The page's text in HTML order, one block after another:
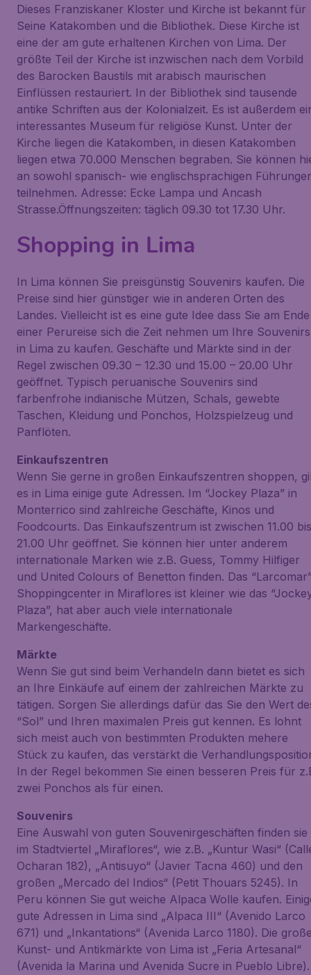
Dieses Franziskaner Kloster und Kirche ist bekannt für
Seine Katakomben und die Bibliothek. Diese Kirche ist
eine der am gute erhaltenen Kirchen von Lima. Der
größte Teil der Kirche ist inzwischen nach dem Vorbild
des Barocken Baustils mit arabisch maurischen
Einflüssen restauriert. In der Bibliothek sind tausende
antike Schriften aus der Kolonialzeit. Es ist außerdem
interessantes Museum für religiöse Kunst. Unter der
Kirche liegen die Katakomben, in diesen Katakomben
liegen etwa 70.000 Menschen begraben. Sie können
an sowohl spanisch- wie englischsprachigen
teilnehmen. Adresse: Ecke Lampa und Ancash
Strasse.Öffnungszeiten: täglich 09.30 tot 17.30 Uhr.
Shopping in Lima
In Lima können Sie preisgünstig Souvenirs kaufen. Die
Preise sind hier günstiger wie in anderen Orten des
Landes. Vielleicht ist es eine gute Idee dass Sie am Ende
einer Perureise sich die Zeit nehmen um Ihre Souvenirs
in Lima zu kaufen. Geschäfte und Märkte sind in der
Regel zwischen 09.30 – 12.30 und 15.00 – 20.00 Uhr
geöffnet. Typisch peruanische Souvenirs sind
farbenfrohe indianische Mützen, Schals, gewebte
Taschen, Kleidung und Ponchos, Holzspielzeug und
Panflöten.
Einkaufszentren
Wenn Sie gerne in großen Einkaufszentren shoppen,
es in Lima einige gute Adressen. Im “Jockey Plaza” in
Monterrico sind zahlreiche Geschäfte, Kinos und
Foodcourts. Das Einkaufszentrum ist zwischen 11.00 bis
21.00 Uhr geöffnet. Sie können hier unter anderem
internationale Marken wie z.B. Guess, Tommy Hilfiger
und United Colours of Benetton finden. Das
Shoppingcenter in Miraflores ist kleiner wie das
Plaza”, hat aber auch viele internationale
Markengeschäfte.
Märkte
Wenn Sie gut sind beim Verhandeln dann bietet es sich
an Ihre Einkäufe auf einem der zahlreichen Märkte zu
tätigen. Sorgen Sie allerdings dafür das Sie den Wert
“Sol” und Ihren maximalen Preis gut kennen. Es lohnt
sich meist auch von bestimmten Produkten mehere
Stück zu kaufen, das verstärkt die
In der Regel bekommen Sie einen besseren Preis für
zwei Ponchos als für einen.
Souvenirs
Eine Auswahl von guten Souvenirgeschäften finden sie
im Stadtviertel „Miraflores“, wie z.B. „Kuntur Wasi“
Ocharan 182), „Antisuyo“ (Javier Tacna 460) und den
großen „Mercado del Indios“ (Petit Thouars 5245). In
Peru können Sie gut weiche Alpaca Wolle kaufen.
gute Adressen in Lima sind „Alpaca III“ (Avenido Larco
671) und „Inkantations“ (Avenida Larco 1180). Die
Kunst- und Antikmärkte von Lima ist „Feria Artesanal“
(Avenida la Marina und Avenida Sucre in Pueblo Libre).